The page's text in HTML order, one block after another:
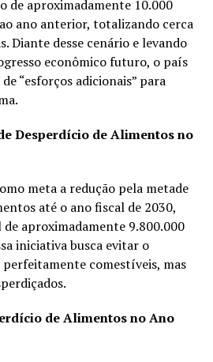
de aproximadamente 10.000
ano anterior, totalizando cerca
Diante desse cenário e levando
econômico futuro, o país
“esforços adicionais” para
Desperdício de Alimentos no
meta a redução pela metade
até o ano fiscal de 2030,
aproximadamente 9.800.000
iniciativa busca evitar o
comestíveis, mas
de Alimentos no Ano